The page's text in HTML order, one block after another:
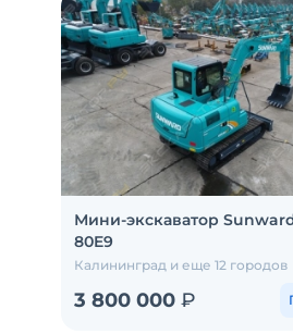
Мини-экскаватор
80E9
Калининград и еще 12 городов
3 800 000 ₽